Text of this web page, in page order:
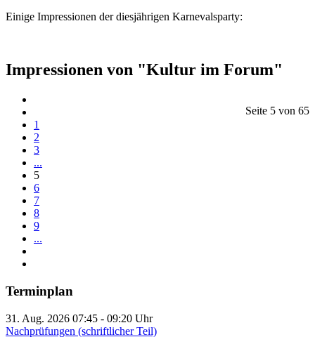
Einige Impressionen der diesjährigen Karnevalsparty:
Impressionen von "Kultur im Forum"
Seite 5 von 65
1
2
3
...
5
6
7
8
9
...
Terminplan
31. Aug. 2026 07:45 - 09:20 Uhr
Nachprüfungen (schriftlicher Teil)